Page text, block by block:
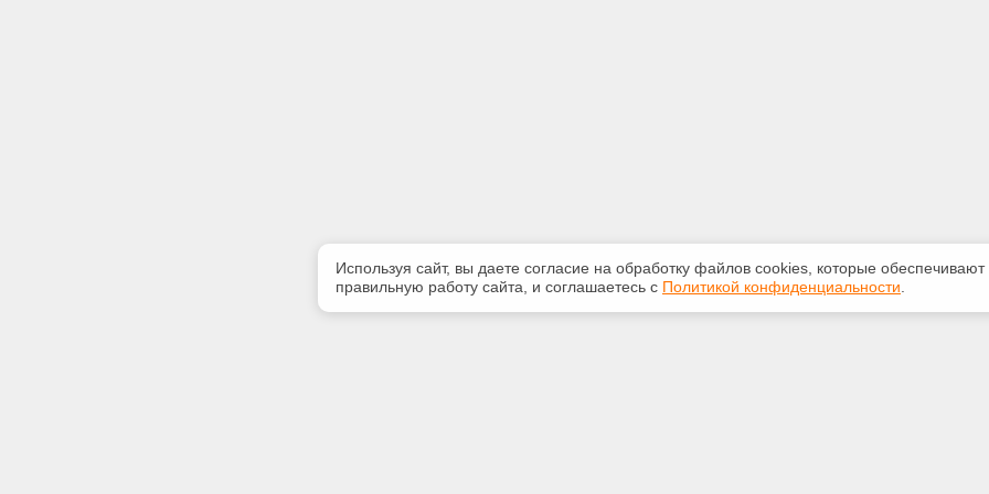
Используя сайт, вы даете согласие на обработку файлов сооkiеs, которые обеспечивают
правильную работу сайта, и соглашаетесь с Политикой конфиденциальности